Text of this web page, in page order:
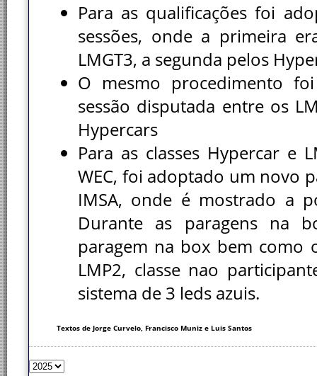
Para as qualificações foi
sessões, onde a primeira
LMGT3, a segunda pelos
O mesmo procedimento
sessão disputada entre os
Hypercars
Para as classes Hypercar e
WEC, foi adoptado um novo
IMSA, onde é mostrado a
Durante as paragens na
paragem na box bem como
LMP2, classe nao
sistema de 3 leds azuis.
Textos de Jorge Curvelo, Francisco Muniz e Luis Santos